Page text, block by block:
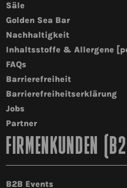
Säle
Golden Sea Bar
Nachhaltigkeit
Inhaltsstoffe & Allergene
FAQs
Barrierefreiheit
Barrierefreiheitserklärung
Jobs
Partner
FIRMENKUNDEN
B2B Events